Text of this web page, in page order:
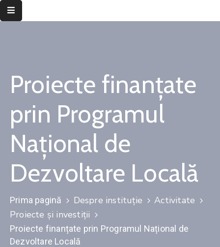
Informații
de
public
Transparență
decizională
Integritate
instituțională
Județul
Timiș
Contact
Proiecte finanțate
prin Programul
Național de
Dezvoltare Locală
Prima pagină Despre instituție
Activitate
Proiecte și investiții
Proiecte finanțate prin Programul Național de
Dezvoltare Locală